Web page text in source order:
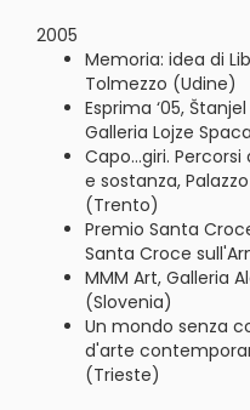
2005
Memoria: idea di
Tolmezzo (Udine)
Esprima ‘05,
Galleria Lojze
Capo...giri.
e sostanza,
(Trento)
Premio Santa
Santa Croce
MMM Art, Galleria
(Slovenia)
Un mondo senza
d'arte
(Trieste)